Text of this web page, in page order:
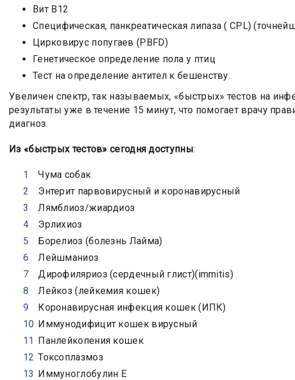
Вит В12
Специфическая, панкреатическая липаза ( CPL)
Цирковирус попугаев (PBFD)
Генетическое определение пола у птиц
Тест на определение антител к бешенству.
Увеличен спектр, так называемых, «быстрых» тестов на
результаты уже в течение 15 минут, что помогает врачу
диагноз.
Из «быстрых тестов» сегодня доступны:
Чума собак
Энтерит парвовирусный и коронавирусный
Лямблиоз/жиардиоз
Эрлихиоз
Борелиоз (болезнь Лайма)
Лейшманиоз
Дирофиляриоз (сердечный глист)(immitis)
Лейкоз (лейкемия кошек)
Коронавирусная инфекция кошек (ИПК)
Иммунодифицит кошек вирусный
Панлейкопения кошек
Токсоплазмоз
Иммуноглобулин Е